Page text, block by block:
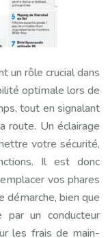
un rôle crucial dans
optimale lors de
tout en signalant
route. Un éclairage
votre sécurité,
Il est donc
vos phares
démarche, bien que
par un conducteur
les frais de main-